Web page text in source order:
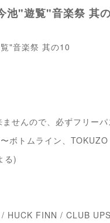
池"遊覧"音楽祭 其
"音楽祭 其の10
せんので、必ずフリー
ボトムライン、TOKUZO
る)
HUCK FINN / CLUB